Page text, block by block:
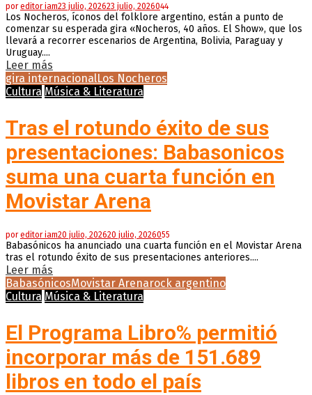
poreditor iam23 julio, 202623 julio, 2026044
Los Nocheros, íconos del folklore argentino, están a punto de
comenzar su esperada gira «Nocheros, 40 años. El Show», que los
llevará a recorrer escenarios de Argentina, Bolivia, Paraguay y
Uruguay....
Leer más
gira internacionalLos Nocheros
Cultura Música & Literatura
Tras el rotundo éxito de sus
presentaciones: Babasonicos
suma una cuarta función en
Movistar Arena
poreditor iam20 julio, 202620 julio, 2026055
Babasónicos ha anunciado una cuarta función en el Movistar Arena
tras el rotundo éxito de sus presentaciones anteriores....
Leer más
BabasónicosMovistar Arenarock argentino
Cultura Música & Literatura
El Programa Libro% permitió
incorporar más de 151.689
libros en todo el país